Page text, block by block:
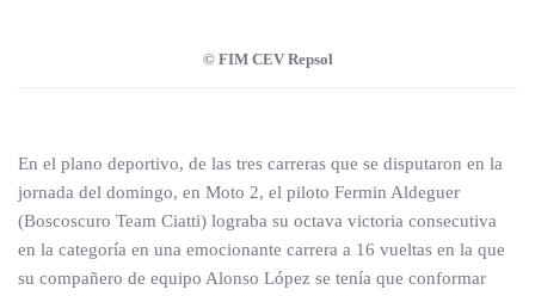
© FIM CEV Repsol
En el plano deportivo, de las tres carreras que se disputaron en la
jornada del domingo, en Moto 2, el piloto Fermin Aldeguer
(Boscoscuro Team Ciatti) lograba su octava victoria consecutiva
en la categoría en una emocionante carrera a 16 vueltas en la que
su compañero de equipo Alonso López se tenía que conformar